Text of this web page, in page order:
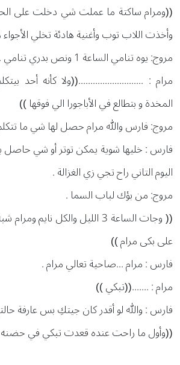
((ومرام ساكتة ما عملت شي دخلت على
وأخذت اللاب توب وأغنية هادئة تخلي
مروج: يوه تنامي الساعة 1 ونص بدري تنامي .
مرام : ...........................((ولا كأنه أحد
المخدة و بتطالع في الأباجورا الي فوقها ))
مروج: فارس والله مرام حصل لها شي ما
فارس : خليها شوية يمكن توتر أو شي
اليوم التاني راح تجي زي الغزالة .
مروج: من بؤك لباب السما .
(( وجات الساعة 3 الليل والكل
على بكى مرام ))
فارس : مرام ...صاحية تعالي مرام .
مرام : .......((تبكي ))
فارس : والله لو أقدر كان جيتكِ بس عارفة
((وأول ما راحت عنده قعدت تبكي في